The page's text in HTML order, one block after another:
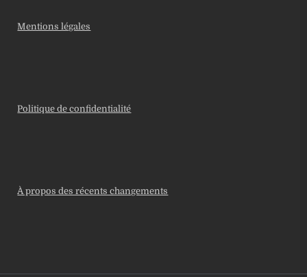
Mentions légales
Politique de confidentialité
À propos des récents changements